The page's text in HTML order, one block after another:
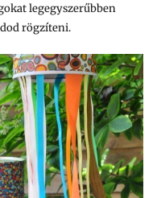
legegyszerűbben
rögzíteni.